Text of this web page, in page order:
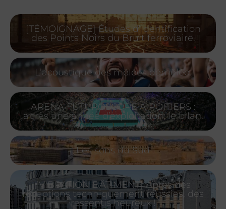
[TÉMOIGNAGE] Études d’identification
des Points Noirs du Bruit ferroviaire.
L’acoustique des mêlées démêlée.
ARENA FUTUROSCOPE À POITIERS :
après une année d’exploitation, le bilan.
Les sons du Sud
[VIBRATION BÂTIMENT] Après des
réceptions techniquement réussies, des
ressentis heureux !